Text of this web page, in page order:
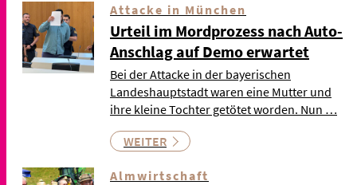
Attacke in München
Urteil im Mordprozess nach Auto-
Anschlag auf Demo erwartet
Bei der Attacke in der bayerischen
Landeshauptstadt waren eine Mutter und
ihre kleine Tochter getötet worden. Nun …
WEITER
Almwirtschaft